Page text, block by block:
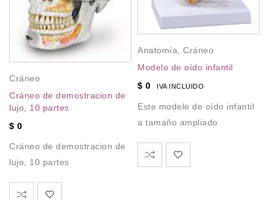
Cráneo
Cráneo de demostracion de
lujo, 10 partes
$ 0
Cráneo de demostracion de
lujo, 10 partes
Anatomía
Cráneo
Modelo de oído infantil
$ 0 IVA INCLUIDO
Este modelo de oído infantil
a tamaño ampliado